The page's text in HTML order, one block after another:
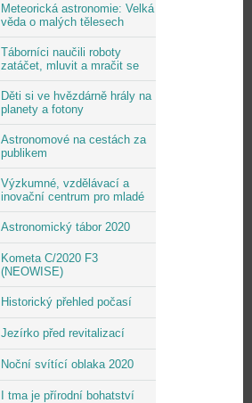
Meteorická astronomie: Velká
věda o malých tělesech
Táborníci naučili roboty
zatáčet, mluvit a mračit se
Děti si ve hvězdárně hrály na
planety a fotony
Astronomové na cestách za
publikem
Výzkumné, vzdělávací a
inovační centrum pro mladé
Astronomický tábor 2020
Kometa C/2020 F3
(NEOWISE)
Historický přehled počasí
Jezírko před revitalizací
Noční svítící oblaka 2020
I tma je přírodní bohatství